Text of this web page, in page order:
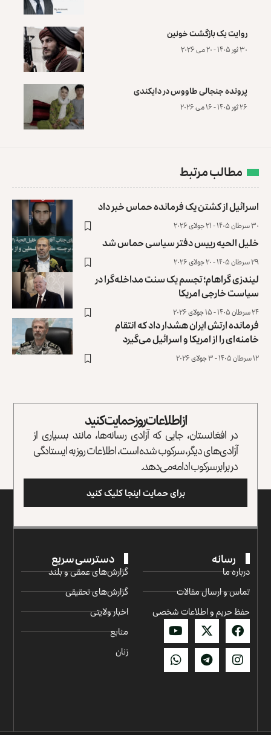
روایت یک بازگشت خونین
۳۰ ثور ۱۴۰۵ - ۲۰ می ۲۰۲۶
پرونده‌ جنجالی طاووس در دایکندی
۲۶ ثور ۱۴۰۵ - ۱۶ می ۲۰۲۶
مطالب مرتبط
اسرائيل از کشتن یک فرمانده حماس خبر داد
۳۰ سرطان ۱۴۰۵ - ۲۱ جولای ۲۰۲۶
خلیل الحیه رییس دفتر سیاسی حماس شد
۲۹ سرطان ۱۴۰۵ - ۲۰ جولای ۲۰۲۶
لیندزی گراهام؛ تجسم یک سنت مداخله‌گرا در
سیاست خارجی امریکا
۲۴ سرطان ۱۴۰۵ - ۱۵ جولای ۲۰۲۶
فرمانده ارتش ایران هشدار داد که انتقام
خامنه‌ای را از امریکا و اسرائيل می‌گیرد
۱۲ سرطان ۱۴۰۵ - ۳ جولای ۲۰۲۶
از اطلاعات روز حمایت کنید
در افغانستان، جایی که آزادی رسانه‌ها، مانند بسیاری از
آزادی‌های دیگر، سرکوب شده است، اطلاعات روز به ایستادگی
در برابر سرکوب ادامه می‌دهد.
برای حمایت اینجا کلیک کنید
رسانه
درباره ما
تماس و ارسال مقالات
حفظ حریم و اطلاعات شخصی
دسترسی سریع
گزارش‌‌های عمقی و بلند
گزارش‌های تحقیقی
اخبار ولایتی
منابع
زنان